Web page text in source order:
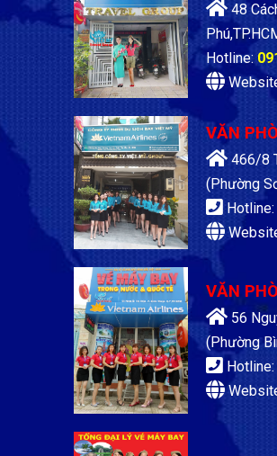
48
Hotline:
VĂN
466/8
(Phường
Hotline:
VĂN
56
(Phường
Hotline: